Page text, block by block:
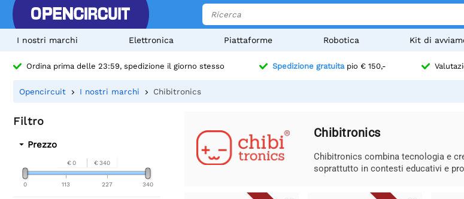
I nostri marchi Elettronica Piattaforme Robotica Kit di
Ordina prima delle 23:59, spedizione il giorno stesso Spedizione gratuitapio € 150,-
Opencircuit I nostri marchi Chibitronics
Filtro
Prezzo
€ 0 € 340
0 340
113 227
Chibitronics
Chibitronics combina tecnologia e
soprattutto in contesti educativi e